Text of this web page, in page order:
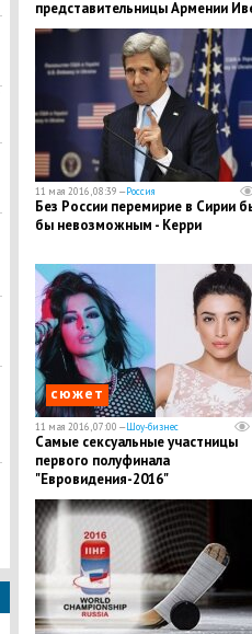
представительницы Армении
Мукучян флаг НКР
11 мая 2016, 08:39 —Россия
Без России перемирие в Сирии
бы невозможным - Керри
сюжет
11 мая 2016, 07:00 —Шоу-бизнес
Самые сексуальные участницы
первого полуфинала
"Евровидения-2016"